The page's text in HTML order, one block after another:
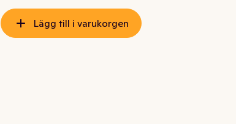
Lägg till i varukorgen